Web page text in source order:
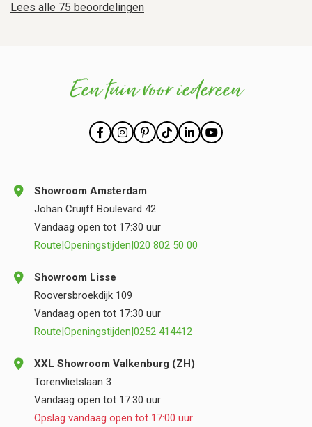
Lees alle 75 beoordelingen
Een tuin voor iedereen
Showroom Amsterdam
Johan Cruijff Boulevard 42
Vandaag open tot 17:30 uur
Route|Openingstijden|020 802 50 00
Showroom Lisse
Rooversbroekdijk 109
Vandaag open tot 17:30 uur
Route|Openingstijden|0252 414412
XXL Showroom Valkenburg (ZH)
Torenvlietslaan 3
Vandaag open tot 17:30 uur
Opslag vandaag open tot 17:00 uur